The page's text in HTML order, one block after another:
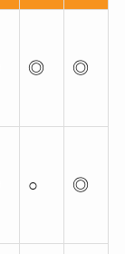
◎ ◎
○ ◎